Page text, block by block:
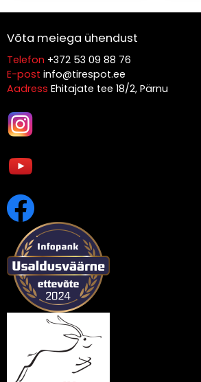
Võta meiega ühendust
Telefon +372 53 09 88 76
E-post info@tirespot.ee
Aadress Ehitajate tee 18/2, Pärnu